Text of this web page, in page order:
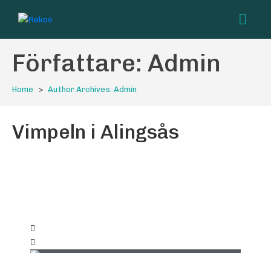
Författare: Admin
Home Author Archives: Admin
Vimpeln i Alingsås